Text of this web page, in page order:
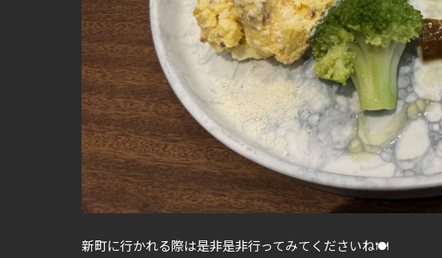
新町に行かれる際は是非是非行ってみてくださいね🍽